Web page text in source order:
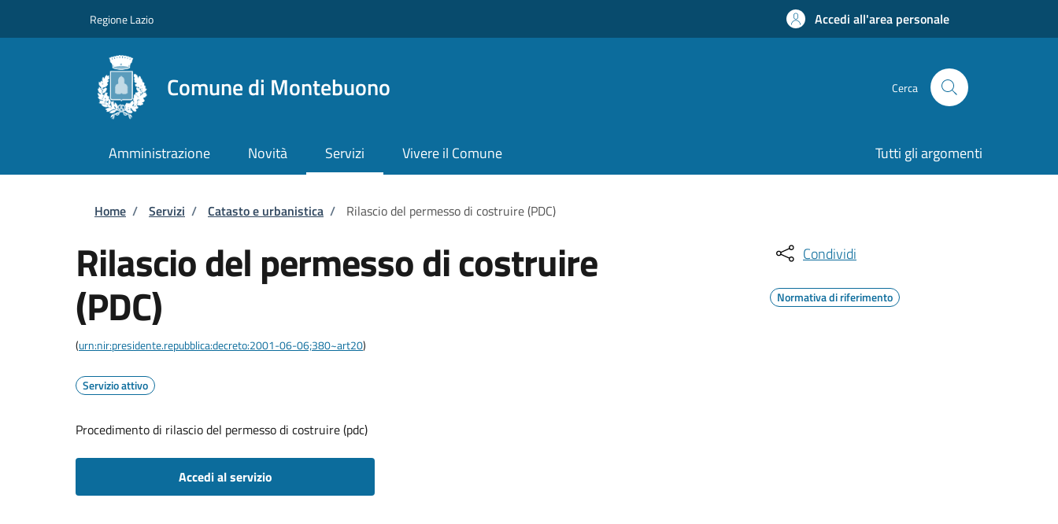
Regione Lazio Accedi all'area personale
Comune di Montebuono Cerca
Amministrazione Novità Servizi Vivere il Comune Tutti gli argomenti
Briciole di pane
Home / Servizi / Catasto e urbanistica / Rilascio del permesso di costruire (PDC)
Rilascio del permesso di costruire
(PDC)
(urn:nir:presidente.repubblica:decreto:2001-06-06;380~art20)
Servizio attivo
Procedimento di rilascio del permesso di costruire (pdc)
Accedi al servizio
Condividi
Normativa di riferimento